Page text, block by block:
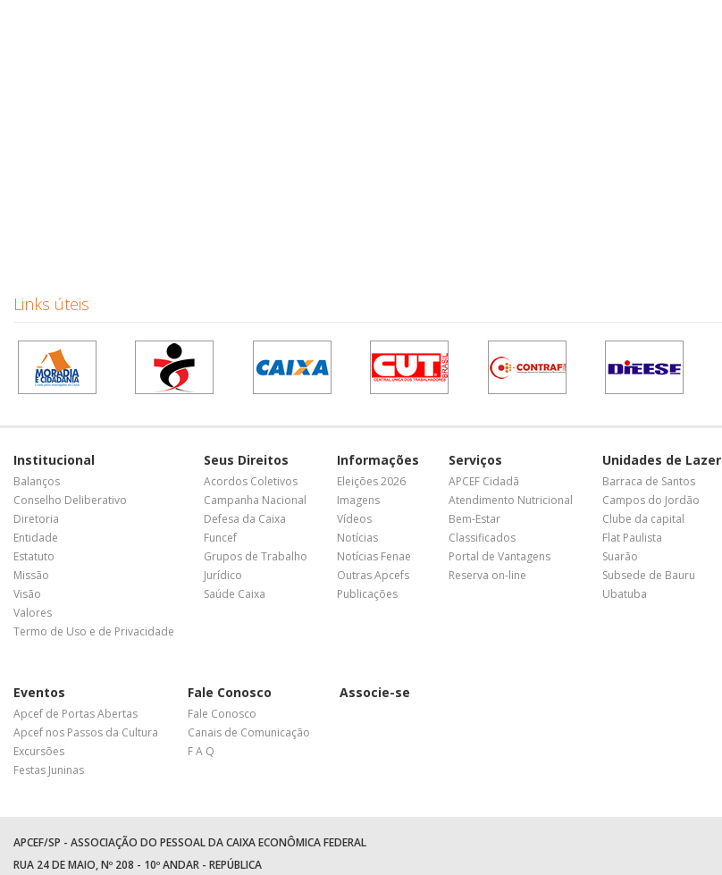
Links úteis
Institucional
Balanços
Conselho Deliberativo
Diretoria
Entidade
Estatuto
Missão
Visão
Valores
Termo de Uso e de Privacidade
Seus Direitos
Acordos Coletivos
Campanha Nacional
Defesa da Caixa
Funcef
Grupos de Trabalho
Jurídico
Saúde Caixa
Informações
Eleições 2026
Imagens
Vídeos
Notícias
Notícias Fenae
Outras Apcefs
Publicações
Serviços
APCEF Cidadã
Atendimento Nutricional
Bem-Estar
Classificados
Portal de Vantagens
Reserva on-line
Unidades de Lazer
Barraca de Santos
Campos do Jordão
Clube da capital
Flat Paulista
Suarão
Subsede de Bauru
Ubatuba
Eventos
Apcef de Portas Abertas
Apcef nos Passos da Cultura
Excursões
Festas Juninas
Fale Conosco
Fale Conosco
Canais de Comunicação
F A Q
Associe-se
APCEF/SP - ASSOCIAÇÃO DO PESSOAL DA CAIXA ECONÔMICA FEDERAL
RUA 24 DE MAIO, Nº 208 - 10º ANDAR - REPÚBLICA